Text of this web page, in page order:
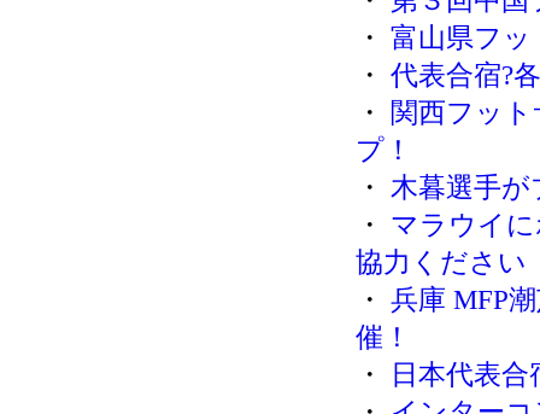
・ 富山県フ
・ 代表合宿?
・ 関西フッ
プ！
・ 木暮選手
・ マラウイ
協力ください
・ 兵庫 MFP
催！
・
日本代表